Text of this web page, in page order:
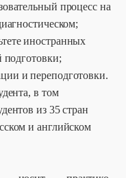
процесс на
иностранных
подготовки;
и переподготовки.
в том
из 35 стран
и английском